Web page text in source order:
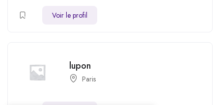
Voir le profil
lupon
Paris